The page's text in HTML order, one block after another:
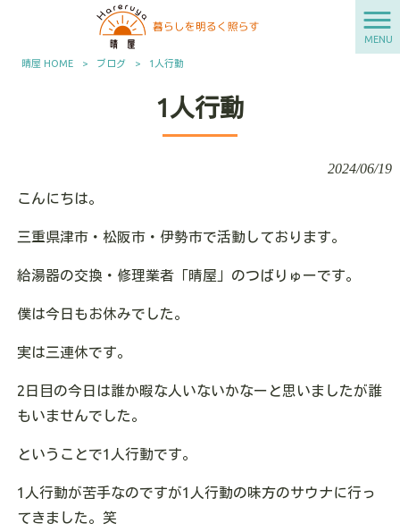
MENU
晴屋 HOME > ブログ > 1人行動
1人行動
2024/06/19
こんにちは。
三重県津市・松阪市・伊勢市で活動しております。
給湯器の交換・修理業者「晴屋」のつばりゅーです。
僕は今日もお休みでした。
実は三連休です。
2日目の今日は誰か暇な人いないかなーと思いましたが誰
もいませんでした。
ということで1人行動です。
1人行動が苦手なのですが1人行動の味方のサウナに行っ
てきました。笑